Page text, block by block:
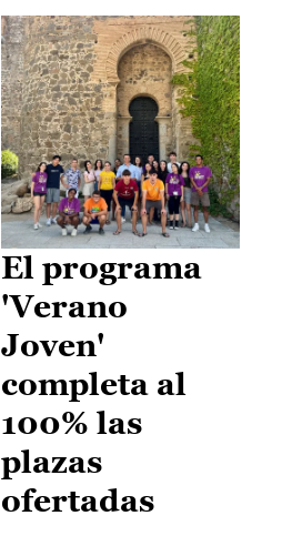
El programa
'Verano
Joven'
completa al
100% las
plazas
ofertadas